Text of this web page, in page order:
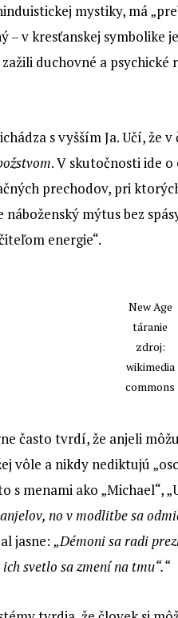
mystiky, má
– v kresťanskej symbolike
duchovné a
s vyšším Ja. Učí, že
. V skutočnosti ide
prechodov, pri
mýtus bez
energie“.
New Age
táranie
zdroj:
wikimedia
commons
často tvrdí, že anjeli
vôle a nikdy nediktujú
s menami ako „Michael“,
no v modlitbe sa
jasne: „Démoni sa radi
ich svetlo sa zmení na tmu“.“